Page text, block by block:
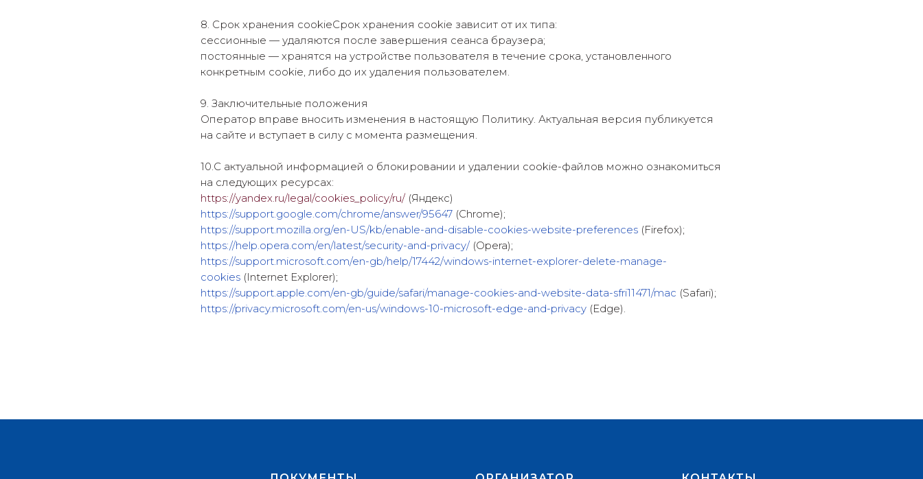
8. Срок хранения cookieСрок хранения cookie зависит от их типа:
сессионные — удаляются после завершения сеанса браузера;
постоянные — хранятся на устройстве пользователя в течение срока, установленного
конкретным cookie, либо до их удаления пользователем.
9. Заключительные положения
Оператор вправе вносить изменения в настоящую Политику. Актуальная версия публикуется
на сайте и вступает в силу с момента размещения.
10.С актуальной информацией о блокировании и удалении cookie-файлов можно ознакомиться
на следующих ресурсах:
https://yandex.ru/legal/cookies_policy/ru/(Яндекс)
https://support.google.com/chrome/answer/95647 (Chrome);
https://support.mozilla.org/en-US/kb/enable-and-disable-cookies-website-preferences (Firefox);
https://help.opera.com/en/latest/security-and-privacy/(Opera);
https://support.microsoft.com/en-gb/help/17442/windows-internet-explorer-delete-manage-
cookies (Internet Explorer);
https://support.apple.com/en-gb/guide/safari/manage-cookies-and-website-data-sfri11471/mac (Safari);
https://privacy.microsoft.com/en-us/windows-10-microsoft-edge-and-privacy (Edge).